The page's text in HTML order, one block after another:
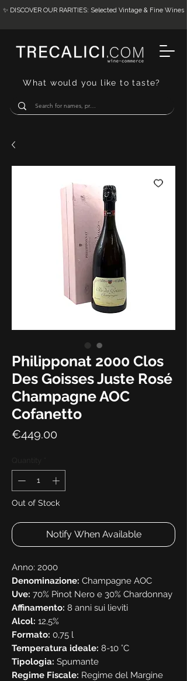
What would you like to taste?
✨ DISCOVER OUR RARITIES: Selected Vintage & Fine Wines
Philipponat 2000 Clos
Des Goisses Juste Rosé
Champagne AOC
Cofanetto
€449.00
Out of Stock
Notify When Available
Anno: 2000
Denominazione: Champagne AOC
Uve: 70% Pinot Nero e 30% Chardonnay
Affinamento: 8 anni sui lieviti
Alcol: 12,5%
Formato: 0,75 l
Temperatura ideale: 8-10 °C
Tipologia: Spumante
Regime Fiscale: Regime del Margine